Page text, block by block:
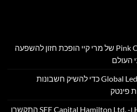
תוכנית Pink Changing Lives®‎ של מרי קיי הופכת חזון להשפעה
העולם
OpenFX רוכשת את Global Ledger כדי להשיק חשבונות
פינטק
Hamilton Reserve Bank ו- SEE Capital Hamilton Ltd.‎ התקשרו